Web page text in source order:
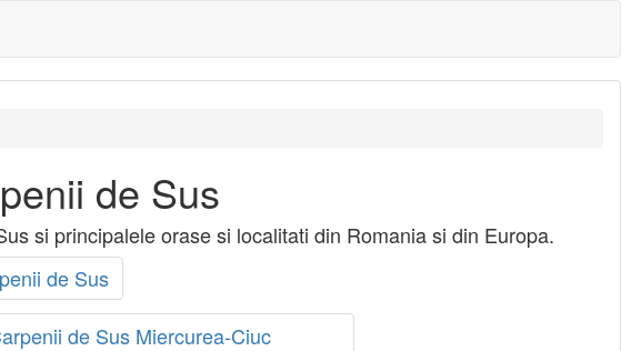
de Sus
si principalele orase si localitati din Romania si din Europa.
de Sus
de Sus Miercurea-Ciuc